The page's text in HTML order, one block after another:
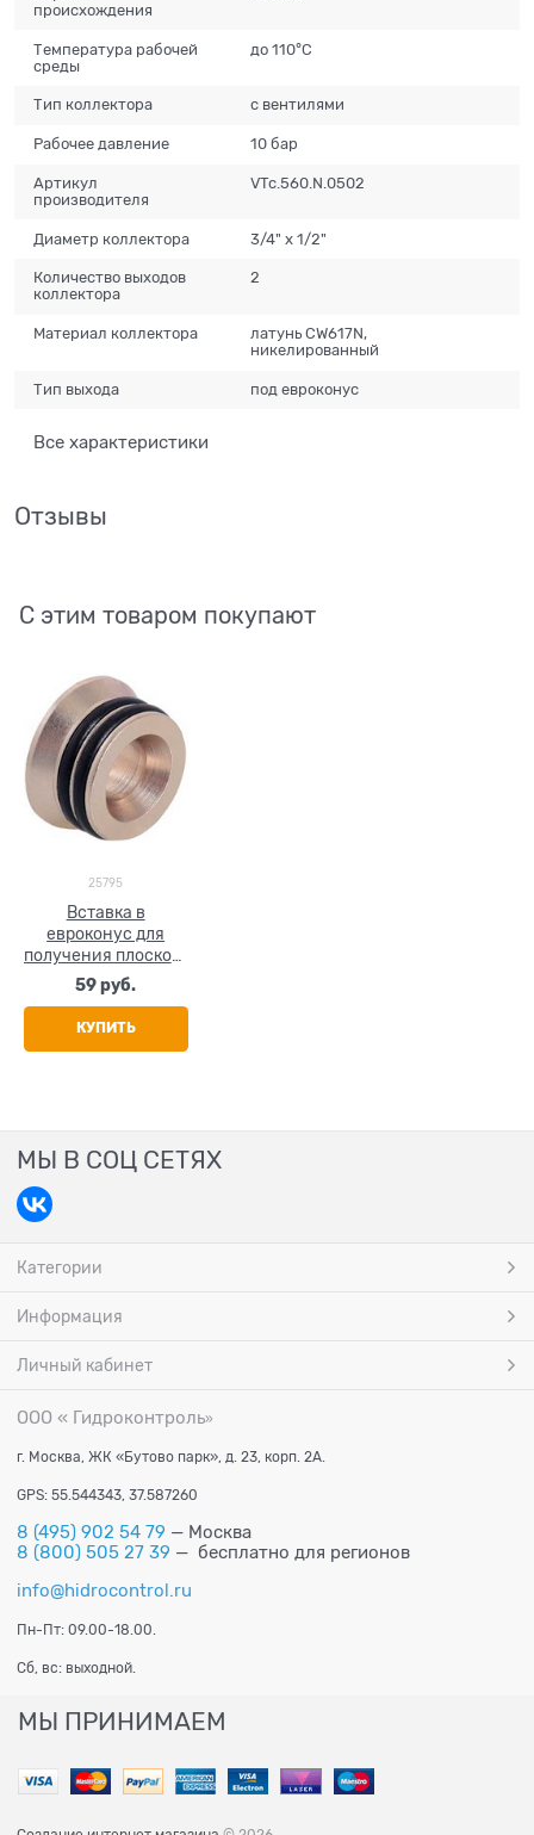
происхождения
Температура рабочей
среды
до 110°С
Тип коллектора с вентилями
Рабочее давление 10 бар
Артикул
производителя
VTc.560.N.0502
Диаметр коллектора 3/4" x 1/2"
Количество выходов
коллектора
2
Материал коллектора
латунь CW617N,
никелированный
Тип выхода под евроконус
Все характеристики
Отзывы
С этим товаром покупают
25795
Вставка в
евроконус для
получения плоского
торца Valtec 1/2",
латунь
59 руб.
КУПИТЬ
МЫ В СОЦ СЕТЯХ
Категории
Информация
Личный кабинет
ООО « Гидроконтроль»
г. Москва, ЖК «Бутово парк», д. 23, корп. 2А.
GPS: 55.544343, 37.587260
8 (495) 902 54 79 — Москва
8 (800) 505 27 39 — бесплатно для регионов
info@hidrocontrol.ru
Пн-Пт: 09.00-18.00.
Сб, вс: выходной.
МЫ ПРИНИМАЕМ